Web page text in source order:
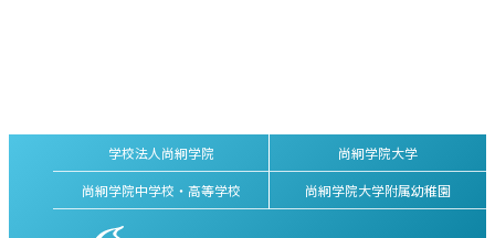
学校法人尚絅学院
尚絅学院大学
尚絅学院中学校・高等学校
尚絅学院大学附属幼稚園